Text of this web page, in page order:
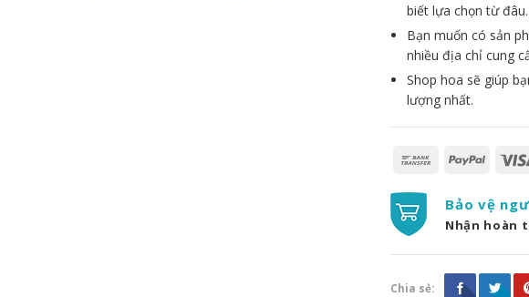
biết lựa chọn từ đâu.
Bạn muốn có sản
nhiều địa chỉ cung
Shop hoa sẽ giúp
lượng nhất.
Bảo vệ
Nhận hoàn
Chia sẻ: